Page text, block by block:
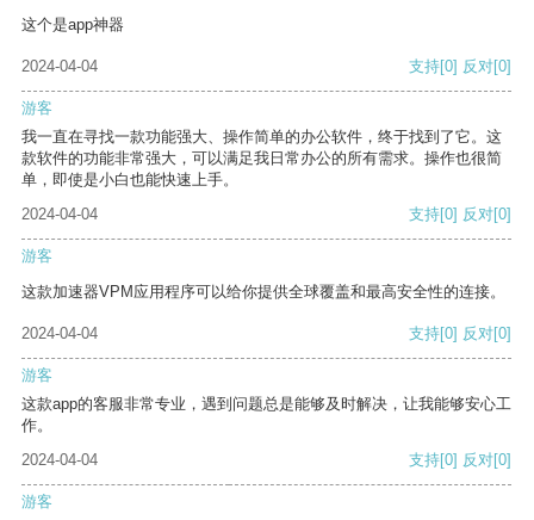
这个是app神器
2024-04-04 支持[0] 反对[0]
游客
我一直在寻找一款功能强大、操作简单的办公软件，终于找到了它。这
款软件的功能非常强大，可以满足我日常办公的所有需求。操作也很简
单，即使是小白也能快速上手。
2024-04-04
支持[0] 反对[0]
游客
这款加速器VPM应用程序可以给你提供全球覆盖和最高安全性的连接。
2024-04-04 支持[0] 反对[0]
游客
这款app的客服非常专业，遇到问题总是能够及时解决，让我能够安心工
作。
2024-04-04
支持[0] 反对[0]
游客